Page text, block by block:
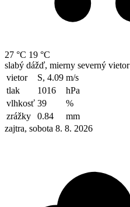
27 °C 19 °C
slabý dážď, mierny severný vietor
vietor
S, 4.09 m/s
tlak
1016
hPa
vlhkosť 39
%
zrážky
0.84
mm
zajtra, sobota 8. 8. 2026